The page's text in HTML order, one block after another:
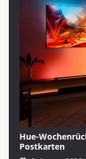
Hue-
Postkarten